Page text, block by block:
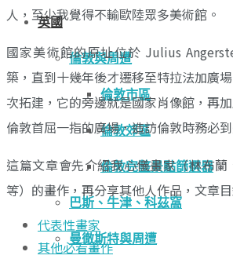
英國
倫敦與周遭
倫敦市區
倫敦郊區
倫敦完整景點篩選器
巴斯、牛津、科茲窩
曼徹斯特與周遭
人，至少我覺得不輸歐陸眾多美術館。
國家美術館的原址位於 Julius
築，直到十幾年後才遷移至特拉法加廣
次拓建，它的旁邊就是國家肖像館，再
倫敦首屈一指的廣場，造訪倫敦時務必
這篇文章會先介紹我心儀畫家（林布
等）的畫作，再分享其他人作品，文章目
代表性畫家
其他必看畫作